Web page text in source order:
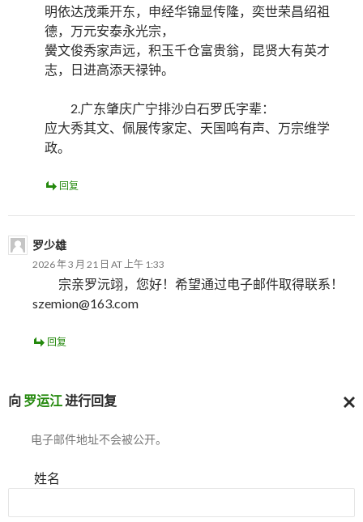
明依达茂乘开东，申经华锦显传隆，奕世荣昌绍祖
德，万元安泰永光宗，
黌文俊秀家声远，积玉千仓富贵翁，昆贤大有英才
志，日进高添天禄钟。
2.广东肇庆广宁排沙白石罗氏字辈：
应大秀其文、佩展传家定、天国鸣有声、万宗维学
政。
回复
罗少雄
2026 年 3 月 21 日 AT 上午 1:33
宗亲罗沅翊，您好！希望通过电子邮件取得联系！
szemion@163.com
回复
向 罗运江进行回复
电子邮件地址不会被公开。
姓名